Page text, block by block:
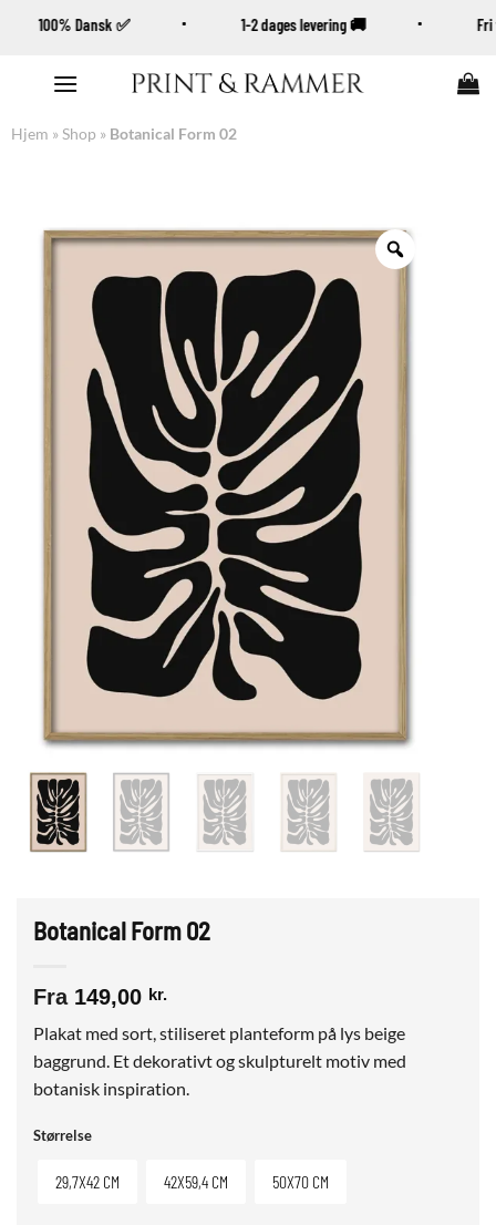
100% Dansk ✅ 1-2 dages levering 🚚
indhold
Hjem »Shop » Botanical Form 02
Botanical Form 02
Fra 149,00 kr.
Plakat med sort, stiliseret planteform på lys beige
baggrund. Et dekorativt og skulpturelt motiv med
botanisk inspiration.
Størrelse
29,7X42 CM 42X59,4 CM 50X70 CM